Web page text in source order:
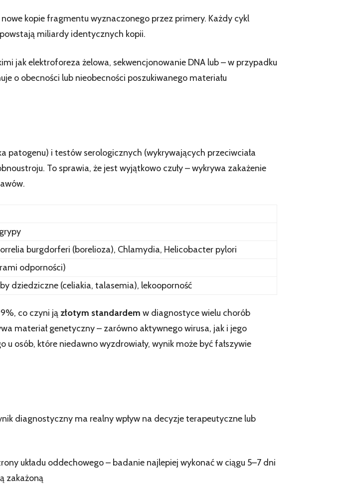
kopie fragmentu wyznaczonego przez primery. Każdy cykl
miliardy identycznych kopii.
jak elektroforeza żelowa, sekwencjonowanie DNA lub – w przypadku
o obecności lub nieobecności poszukiwanego materiału
patogenu) i testów serologicznych (wykrywających przeciwciała
To sprawia, że jest wyjątkowo czuły – wykrywa zakażenie
burgdorferi (borelioza), Chlamydia, Helicobacter pylori
odporności)
dziedziczne (celiakia, talasemia), lekooporność
co czyni jązłotym standardem w diagnostyce wielu chorób
materiał genetyczny – zarówno aktywnego wirusa, jak i jego
osób, które niedawno wyzdrowiały, wynik może być fałszywie
diagnostyczny ma realny wpływ na decyzje terapeutyczne lub
układu oddechowego – badanie najlepiej wykonać w ciągu 5–7 dni
zakażoną